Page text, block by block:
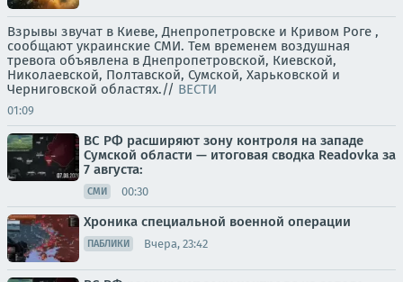
Взрывы звучат в Киеве, Днепропетровске и Кривом Роге ,
сообщают украинские СМИ. Тем временем воздушная
тревога объявлена в Днепропетровской, Киевской,
Николаевской, Полтавской, Сумской, Харьковской и
Черниговской областях.// ВЕСТИ
01:09
ВС РФ расширяют зону контроля на западе
Сумской области — итоговая сводка Readovka за
7 августа:
СМИ 00:30
Хроника специальной военной операции
ПАБЛИКИ Вчера, 23:42